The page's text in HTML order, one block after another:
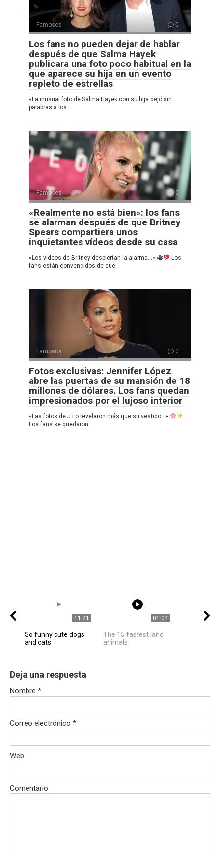
Famosos 0
Los fans no pueden dejar de hablar
después de que Salma Hayek
publicara una foto poco habitual en la
que aparece su hija en un evento
repleto de estrellas
«La inusual foto de Salma Hayek con su hija dejó sin
palabras a los
Famosos 0
«Realmente no está bien»: los fans
se alarman después de que Britney
Spears compartiera unos
inquietantes vídeos desde su casa
«Los vídeos de Britney despiertan la alarma…»
Los
fans están convencidos de que
Famosos 0
Fotos exclusivas: Jennifer López
abre las puertas de su mansión de 18
millones de dólares. Los fans quedan
impresionados por el lujoso interior
«Las fotos de J.Lo revelaron más que su vestido…»
Los fans se quedaron
11:21
So funny cute dogs
and cats
01:04
The 15 fastest land
animals
Deja una respuesta
Nombre *
Correo electrónico *
Web
Comentario